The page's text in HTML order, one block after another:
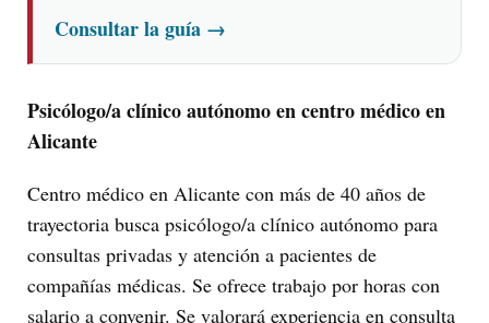
Consultar la guía →
Psicólogo/a clínico autónomo en centro médico en
Alicante
Centro médico en Alicante con más de 40 años de
trayectoria busca psicólogo/a clínico autónomo para
consultas privadas y atención a pacientes de
compañías médicas. Se ofrece trabajo por horas con
salario a convenir. Se valorará experiencia en consulta